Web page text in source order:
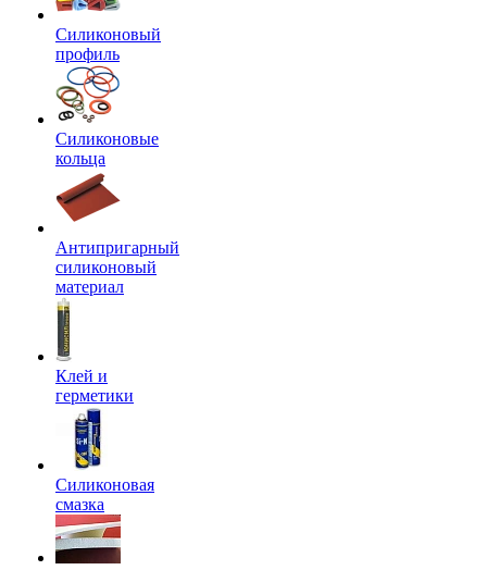
Силиконовый
профиль
Силиконовые
кольца
Антипригарный
силиконовый
материал
Клей и
герметики
Силиконовая
смазка